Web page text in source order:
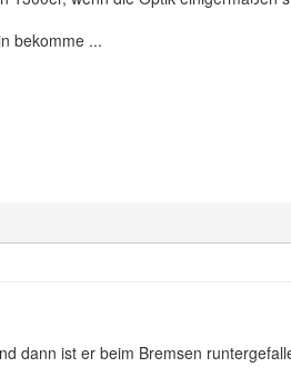
bekomme ...
dann ist er beim Bremsen